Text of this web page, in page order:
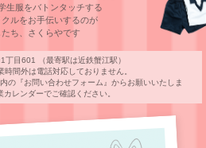
⽣服をバトンタッチする
ルをお⼿伝いするのが
たち、さくらやです
丁目601 （最寄駅は近鉄蟹江駅）
間外は電話対応しておりません。
の『お問い合わせフォーム』からお願いいたしま
カレンダーでご確認ください。